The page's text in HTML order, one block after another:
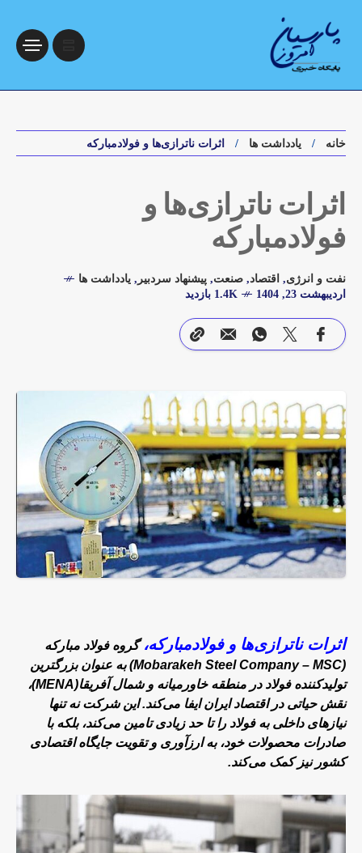
خانه یادداشت ها اثرات ناترازی‌ها و فولادمبارکه
اثرات ناترازی‌ها و
فولادمبارکه
نفت و انرژی, اقتصاد, صنعت, پیشنهاد سردبیر , یادداشت ها
اردیبهشت 23, 1404
1.4K بازدید
اثرات ناترازی‌ها و فولادمبارکه، گروه فولاد مبارکه
(Mobarakeh Steel Company – MSC) به عنوان بزرگترین
تولیدکننده فولاد در منطقه خاورمیانه و شمال آفریقا(MENA)،
نقش حیاتی در اقتصاد ایران ایفا می‌کند. این شرکت نه تنها
نیازهای داخلی به فولاد را تا حد زیادی تامین می‌کند، بلکه با
صادرات محصولات خود، به ارزآوری و تقویت جایگاه اقتصادی
کشور نیز کمک می‌کند.